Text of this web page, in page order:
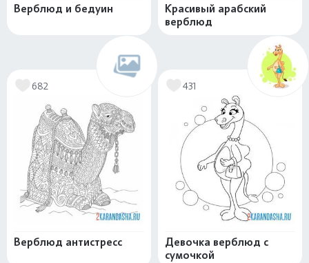
Верблюд и бедуин
Красивый арабский
верблюд
682
Верблюд антистресс
431
Девочка верблюд с
сумочкой